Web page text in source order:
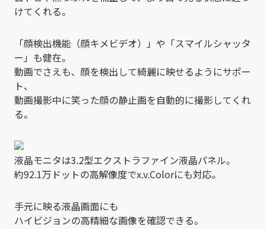
けてくれる。
「顔検出機能（顔キメビデオ）」や「スマイルシャッタ
ー」も健在。
動画でさえも、顔を検出して綺麗に映せるようにサポー
ト、
動画撮影中に笑った顔の静止画を自動的に撮影してくれ
る。
液晶モニタは3.2型エクストラファイン液晶パネル。
約92.1万ドットの高解像度でx.v.Colorにも対応。
手元に映る液晶画面にも
ハイビジョンの高精細な画像を確認できる。